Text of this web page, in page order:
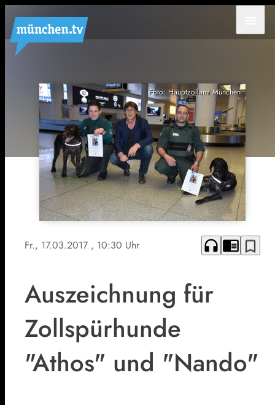
Foto: Hauptzollamt München
Fr., 17.03.2017 , 10:30 Uhr headphones chrome_reader_mode bookmark_border
Auszeichnung für
Zollspürhunde
"Athos" und "Nando"